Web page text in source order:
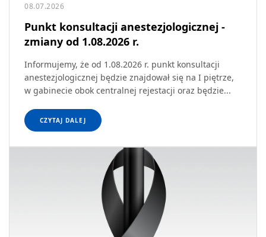
08.07.2026
Punkt konsultacji anestezjologicznej -
zmiany od 1.08.2026 r.
Informujemy, że od 1.08.2026 r. punkt konsultacji
anestezjologicznej będzie znajdował się na I piętrze,
w gabinecie obok centralnej rejestacji oraz będzie...
CZYTAJ DALEJ